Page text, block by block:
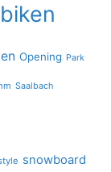
Opening Park
Saalbach
snowboard